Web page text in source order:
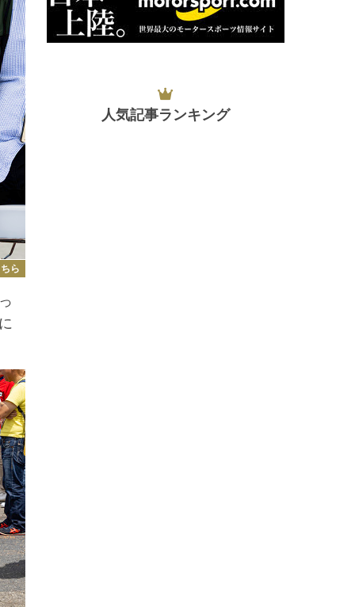
ら
人気記事ランキング